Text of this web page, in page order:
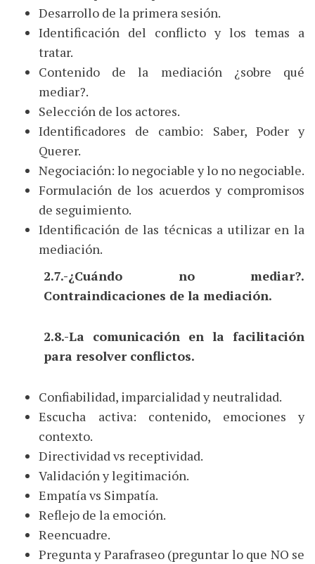
Desarrollo de la primera sesión.
Identificación del conflicto y los temas a
tratar.
Contenido de la mediación ¿sobre qué
mediar?.
Selección de los actores.
Identificadores de cambio: Saber, Poder y
Querer.
Negociación: lo negociable y lo no negociable.
Formulación de los acuerdos y compromisos
de seguimiento.
Identificación de las técnicas a utilizar en la
mediación.
2.7.-¿Cuándo no mediar?.
Contraindicaciones de la mediación.
2.8.-La comunicación en la facilitación
para resolver conflictos.
Confiabilidad, imparcialidad y neutralidad.
Escucha activa: contenido, emociones y
contexto.
Directividad vs receptividad.
Validación y legitimación.
Empatía vs Simpatía.
Reflejo de la emoción.
Reencuadre.
Pregunta y Parafraseo (preguntar lo que NO se